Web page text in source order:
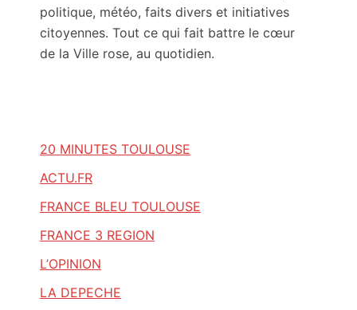
politique, météo, faits divers et initiatives
citoyennes. Tout ce qui fait battre le cœur
de la Ville rose, au quotidien.
20 MINUTES TOULOUSE
ACTU.FR
FRANCE BLEU TOULOUSE
FRANCE 3 REGION
L’OPINION
LA DEPECHE